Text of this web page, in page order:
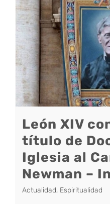
León XIV
título de
Iglesia al
Newman –
Actualidad, Espiritualidad